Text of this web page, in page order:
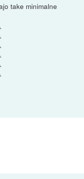
take minimalne